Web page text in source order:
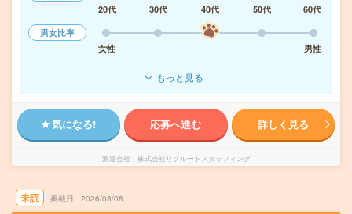
20代
30代 40代 50代
60代
男女比率
女性
男性
もっと見る
気になる! 応募へ進む 詳しく見る
派遣会社 株式会社リクルートスタッフィング
未読 掲載日 2026/08/08